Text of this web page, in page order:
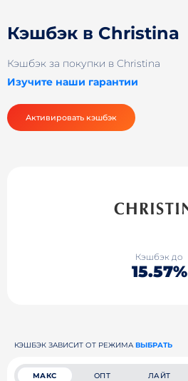
Кэшбэк в Christina
Кэшбэк за покупки в Christina
Изучите наши гарантии
Активировать кэшбэк
Кэшбэк до
15.57%
КЭШБЭК ЗАВИСИТ ОТ РЕЖИМА ВЫБРАТЬ
МАКС ОПТ ЛАЙТ